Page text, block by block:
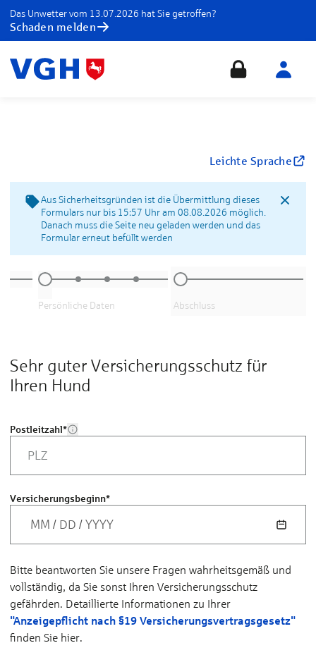
Das Unwetter vom 13.07.2026 hat Sie getroffen?
Schaden melden
Leichte Sprache
Aus Sicherheitsgründen ist die Übermittlung dieses
Formulars nur bis 15:57 Uhr am 08.08.2026 möglich.
Danach muss die Seite neu geladen werden und das
Formular erneut befüllt werden
Persönliche Daten Abschluss
Sehr guter Versicherungsschutz für
Ihren Hund
Postleitzahl*
Versicherungsbeginn*
MM / DD /YYYY
Bitte beantworten Sie unsere Fragen wahrheitsgemäß und
vollständig, da Sie sonst Ihren Versicherungsschutz
gefährden. Detaillierte Informationen zu Ihrer
"Anzeigepflicht nach §19 Versicherungs­vertragsgesetz"
finden Sie hier.